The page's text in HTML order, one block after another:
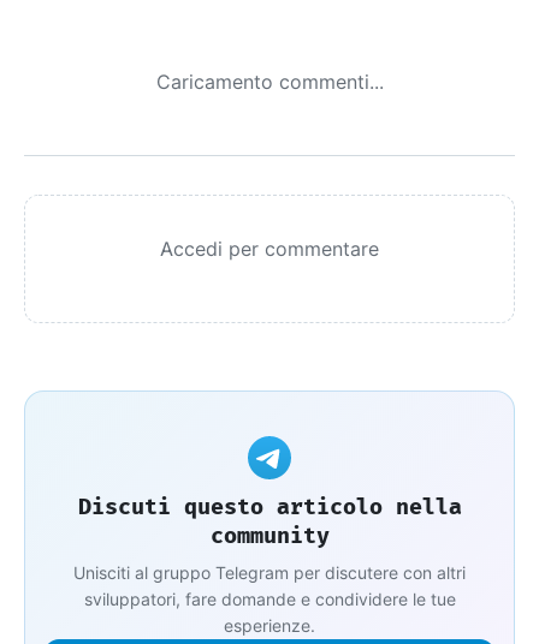
Caricamento commenti...
Accedi per commentare
Discuti questo articolo nella
community
Unisciti al gruppo Telegram per discutere con altri
sviluppatori, fare domande e condividere le tue
esperienze.